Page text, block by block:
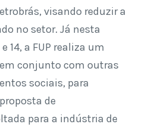
visando reduzir a
no setor. Já nesta
14, a FUP realiza um
conjunto com outras
sociais, para
de
para a indústria de